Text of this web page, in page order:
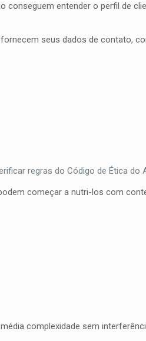
entender o perfil de
seus dados de contato,
regras do Código de Ética do
começar a nutri-los com
complexidade sem